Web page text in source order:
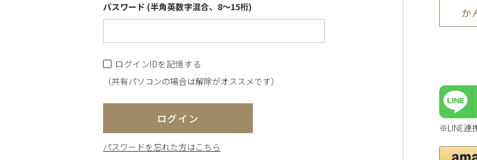
パスワード (半角英数字混合、8～15桁)
ログインIDを記憶する
（共有パソコンの場合は解除がオススメです）
ログイン
パスワードを忘れた方はこちら
か
※LINE連